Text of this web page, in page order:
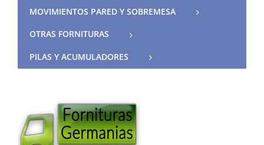
MOVIMIENTOS PARED Y SOBREMESA
OTRAS FORNITURAS
PILAS Y ACUMULADORES